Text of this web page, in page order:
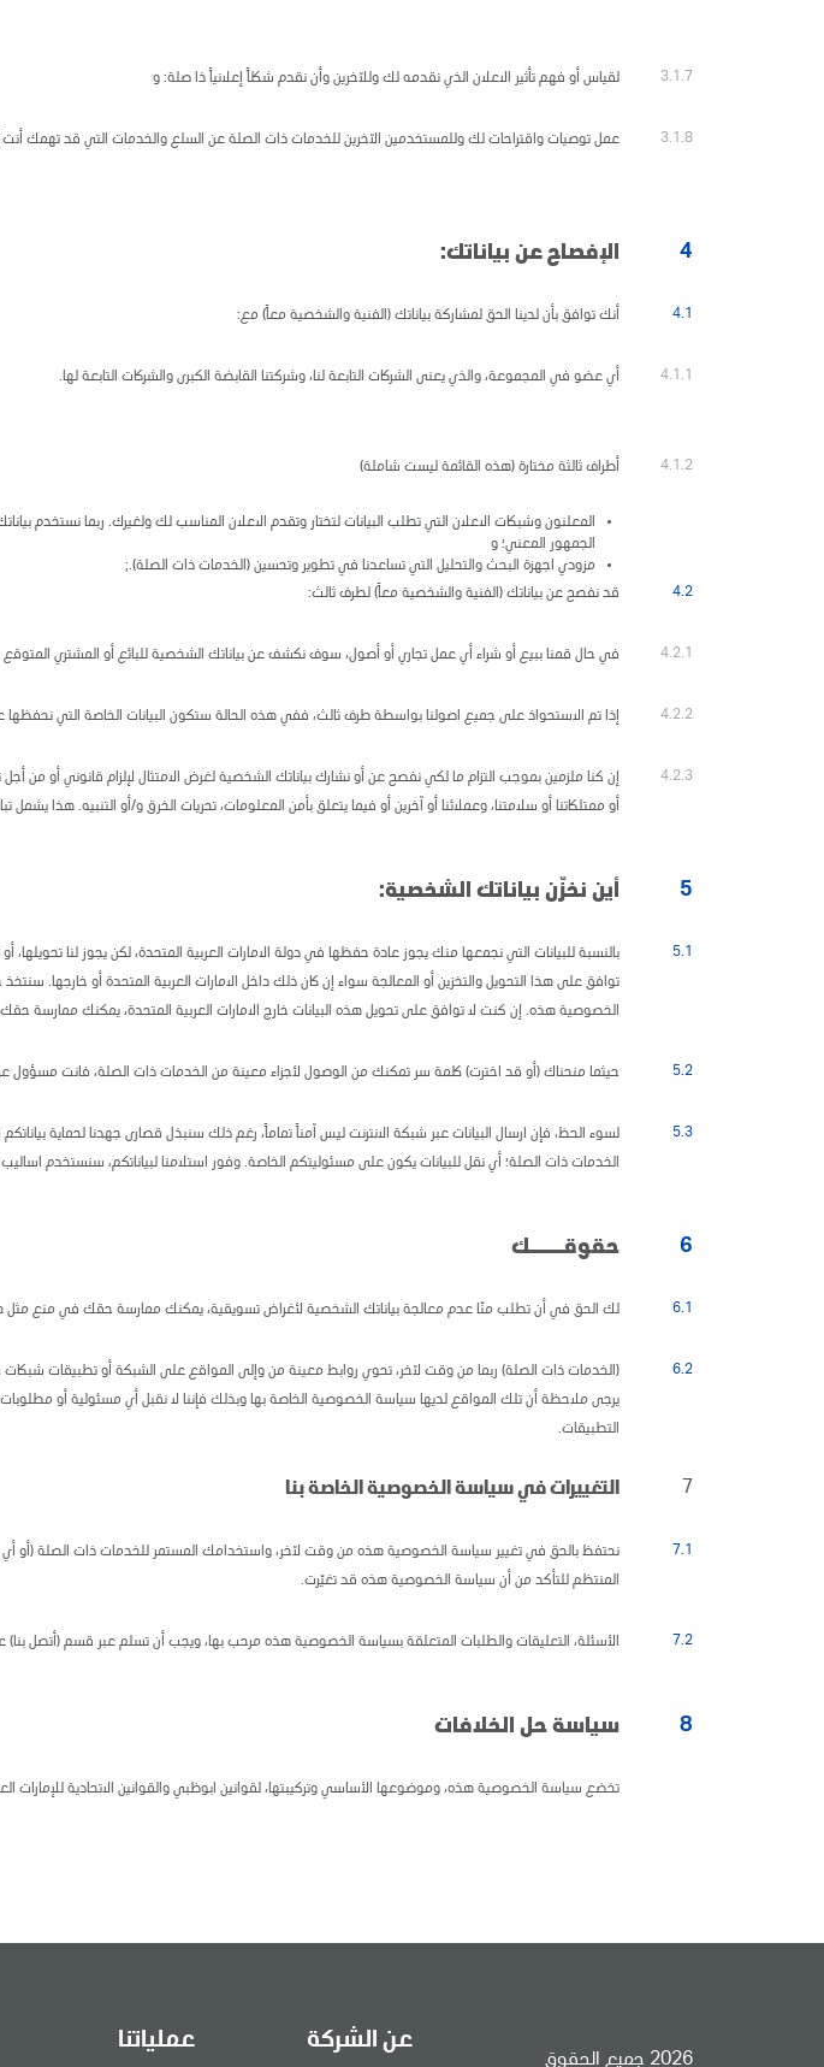
3.1.7 لقياس أو فهم تأثير الاعلان الذي نقدمه لك وللآخرين وأن نقدم شكلاً إعلانياً ذا صلة: و
3.1.8 عمل توصيات واقتراحات لك وللمستخدمين الآخرين للخدمات ذات الصلة عن السلع والخدمات التي قد تهمك أنت
4 الإفصاح عن بياناتك:
4.1 أنك توافق بأن لدينا الحق لمشاركة بياناتك (الفنية والشخصية معاً) مع:
4.1.1 أي عضو في المجموعة، والذي يعنى الشركات التابعة لنا، وشركتنا القابضة الكبرى والشركات التابعة لها.
4.1.2 أطراف ثالثة مختارة (هذه القائمة ليست شاملة)
المعلنون وشبكات الاعلان التي تطلب البيانات لتختار وتقدم الاعلان المناسب لك ولغيرك. ربما نستخدم
الجمهور المعني؛ و
مزودي اجهزة البحث والتحليل التي تساعدنا في تطوير وتحسين (الخدمات ذات الصلة).;
4.2
قد نفصح عن بياناتك (الفنية والشخصية معاً) لطرف ثالث:
4.2.1 في حال قمنا ببيع أو شراء أي عمل تجاري أو أصول، سوف نكشف عن بياناتك الشخصية للبائع أو المشتري المتوقع
4.2.2 إذا تم الاستحواذ على جميع اصولنا بواسطة طرف ثالث، ففي هذه الحالة ستكون البيانات الخاصة التي نحفظها
4.2.3
إن كنا ملزمين بموجب التزام ما لكي نفصح عن أو نشارك بياناتك الشخصية لغرض الامتثال لإلزام قانوني أو من
أو ممتلكاتنا أو سلامتنا، وعملائنا أو آخرين أو فيما يتعلق بأمن المعلومات، تحريات الخرق و/أو التنبيه. هذا
5 أين نخزّن بياناتك الشخصية:
5.1
بالنسبة للبيانات التي نجمعها منك يجوز عادة حفظها في دولة الامارات العربية المتحدة، لكن يجوز لنا
توافق على هذا التحويل والتخزين أو المعالجة سواء إن كان ذلك داخل الامارات العربية المتحدة أو خارجها.
الخصوصية هذه. إن كنت لا توافق على تحويل هذه البيانات خارج الامارات العربية المتحدة، يمكنك ممارسة
5.2 حيثما منحناك (أو قد اخترت) كلمة سر تمكنك من الوصول لأجزاء معينة من الخدمات ذات الصلة، فانت
5.3
لسوء الحظ، فإن ارسال البيانات عبر شبكة الانترنت ليس آمناً تماماً، رغم ذلك سنبذل قصارى جهدنا لحماية
الخدمات ذات الصلة؛ أي نقل للبيانات يكون على مسئوليتكم الخاصة. وفور استلامنا لبياناتكم، سنستخدم
6 حقوقــــك
6.1 لك الحق في أن تطلب منّا عدم معالجة بياناتك الشخصية لأغراض تسويقية، يمكنك ممارسة حقك في منع مثل
6.2
(الخدمات ذات الصلة) ربما من وقت لآخر، تحوي روابط معينة من وإلى المواقع على الشبكة أو تطبيقات شبكات
يرجى ملاحظة أن تلك المواقع لديها سياسة الخصوصية الخاصة بها وبذلك فإننا لا نقبل أي مسئولية أو
التطبيقات.
7 التغييرات في سياسة الخصوصية الخاصة بنا
7.1
نحتفظ بالحق في تغيير سياسة الخصوصية هذه من وقت لآخر، واستخدامك المستمر للخدمات ذات الصلة (أو أي
المنتظم للتأكد من أن سياسة الخصوصية هذه قد تغيّرت.
7.2 الأسئلة، التعليقات والطلبات المتعلقة بسياسة الخصوصية هذه مرحب بها، ويجب أن تسلم عبر قسم (أتصل
8 سياسة حل الخلافات
تخضع سياسة الخصوصية هذه، وموضوعها الأساسي وتركيبتها، لقوانين ابوظبي والقوانين الاتحادية للإمارات
2026 جميع الحقوق
عن الشركة عملياتنا